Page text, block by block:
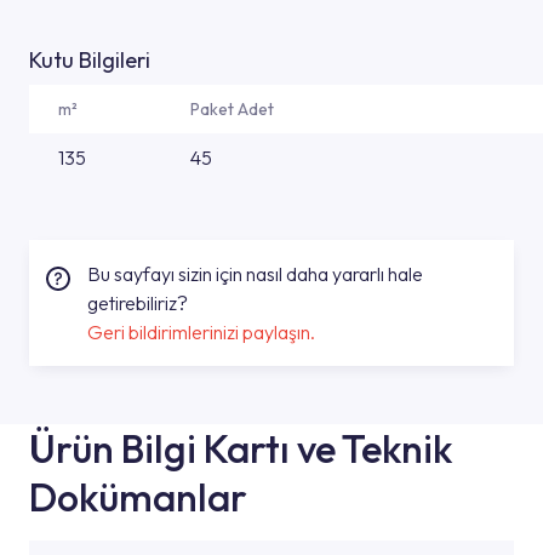
Kutu Bilgileri
m² Paket Adet
135 45
Bu sayfayı sizin için nasıl daha yararlı hale
getirebiliriz?
Geri bildirimlerinizi paylaşın.
Ürün Bilgi Kartı ve Teknik
Dokümanlar